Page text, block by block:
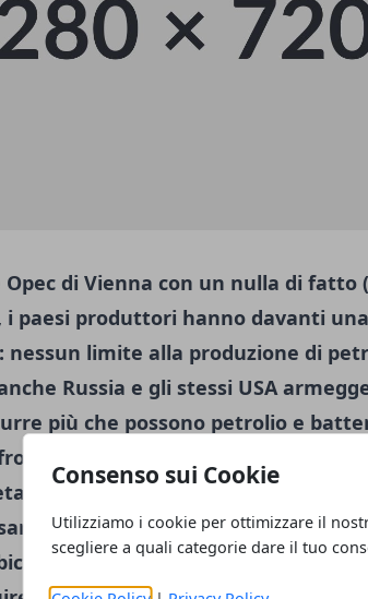
Consenso sui Cookie
Utilizziamo i cookie per ottimizzare il
scegliere a quali categorie dare il tuo
di Vienna con un nulla di fatto
i paesi produttori hanno davanti
limite alla produzione di
Russia e gli stessi USA
più che possono petrolio e
petrolio la partita accordo è
aperta. Fra pochi giorni ci
il nuovo presidente americano. I
tra i due canditati che si trovano